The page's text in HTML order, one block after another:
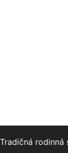
rodinná